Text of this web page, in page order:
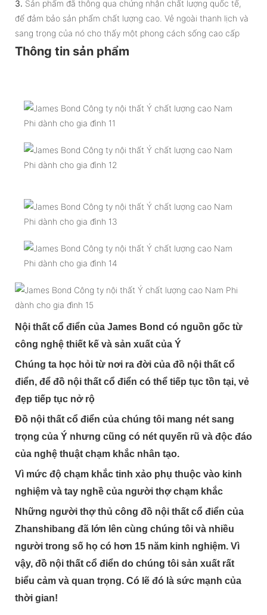
3. Sản phẩm đã thông qua chứng nhận chất lượng quốc tế,
để đảm bảo sản phẩm chất lượng cao. Vẻ ngoài thanh lịch và
sang trọng của nó cho thấy một phong cách sống cao cấp
Thông tin sản phẩm
Nội thất cổ điển của James Bond có nguồn gốc từ
công nghệ thiết kế và sản xuất của Ý
Chúng ta học hỏi từ nơi ra đời của đồ nội thất cổ
điển, để đồ nội thất cổ điển có thể tiếp tục tồn tại, vẻ
đẹp tiếp tục nở rộ
Đồ nội thất cổ điển của chúng tôi mang nét sang
trọng của Ý nhưng cũng có nét quyến rũ và độc đáo
của nghệ thuật chạm khắc nhân tạo.
Vì mức độ chạm khắc tinh xảo phụ thuộc vào kinh
nghiệm và tay nghề của người thợ chạm khắc
Những người thợ thủ công đồ nội thất cổ điển của
Zhanshibang đã lớn lên cùng chúng tôi và nhiều
người trong số họ có hơn 15 năm kinh nghiệm. Vì
vậy, đồ nội thất cổ điển do chúng tôi sản xuất rất
biểu cảm và quan trọng. Có lẽ đó là sức mạnh của
thời gian!